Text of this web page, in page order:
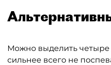
Можно выделить четыре
сильнее всего не